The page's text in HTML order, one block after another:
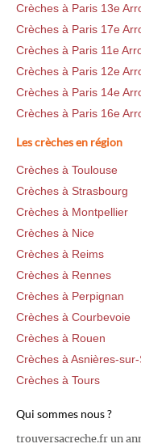
Crèches à Paris 13e
Crèches à Paris 17e
Crèches à Paris 11e
Crèches à Paris 12e
Crèches à Paris 14e
Crèches à Paris 16e
Les crèches en région
Crèches à Toulouse
Crèches à Strasbourg
Crèches à Montpellier
Crèches à Nice
Crèches à Reims
Crèches à Rennes
Crèches à Perpignan
Crèches à Courbevoie
Crèches à Rouen
Crèches à Asnières-
Crèches à Tours
Qui sommes nous ?
trouversacreche.fr un